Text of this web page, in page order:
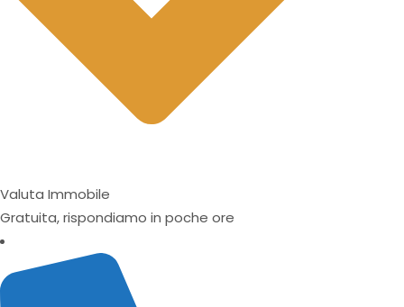
Valuta Immobile
Gratuita, rispondiamo in poche ore